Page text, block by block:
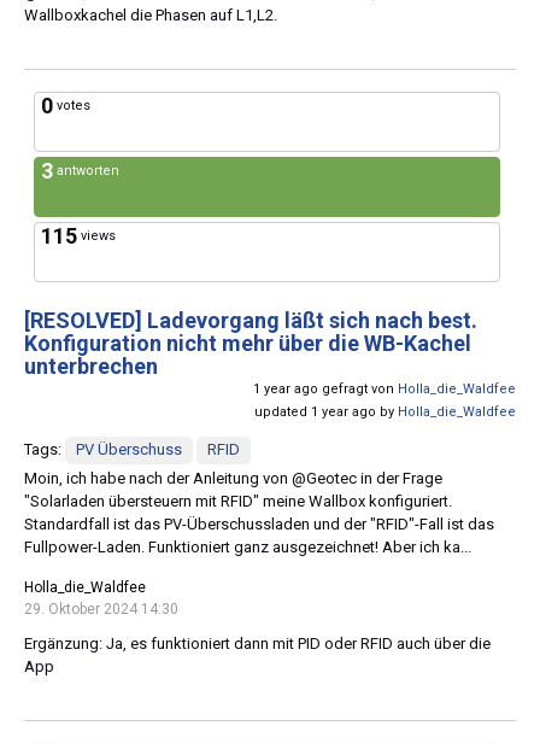
Wallboxkachel die Phasen auf L1,L2.
0 votes
3 antworten
115 views
[RESOLVED] Ladevorgang läßt sich nach best.
Konfiguration nicht mehr über die WB-Kachel
unterbrechen
1 year ago gefragt von Holla_die_Waldfee
updated 1 year ago by Holla_die_Waldfee
Tags: PV Überschuss
RFID
Moin, ich habe nach der Anleitung von @Geotec in der Frage
"Solarladen übersteuern mit RFID" meine Wallbox konfiguriert.
Standardfall ist das PV-Überschussladen und der "RFID"-Fall ist das
Fullpower-Laden. Funktioniert ganz ausgezeichnet! Aber ich ka...
Holla_die_Waldfee
29. Oktober 2024 14:30
Ergänzung: Ja, es funktioniert dann mit PID oder RFID auch über die
App